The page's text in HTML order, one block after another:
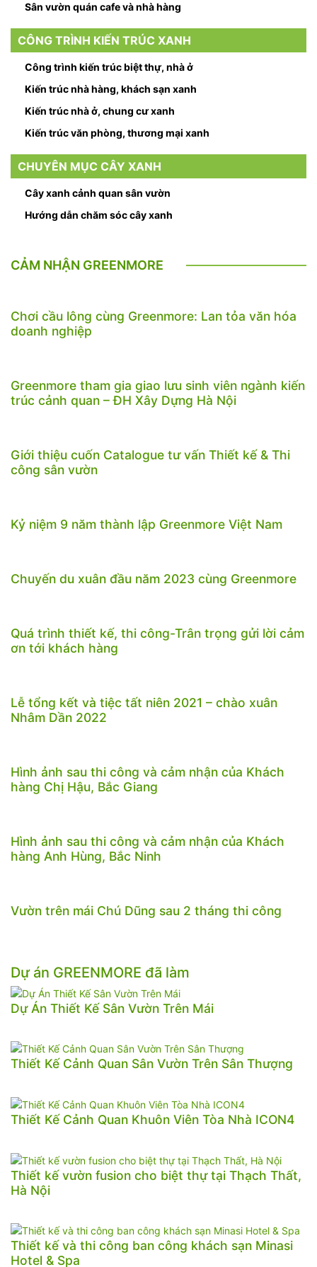
Sân vườn quán cafe và nhà hàng
CÔNG TRÌNH KIẾN TRÚC XANH
Công trình kiến trúc biệt thự, nhà ở
Kiến trúc nhà hàng, khách sạn xanh
Kiến trúc nhà ở, chung cư xanh
Kiến trúc văn phòng, thương mại xanh
CHUYÊN MỤC CÂY XANH
Cây xanh cảnh quan sân vườn
Hướng dẫn chăm sóc cây xanh
CẢM NHẬN GREENMORE
Chơi cầu lông cùng Greenmore: Lan tỏa văn hóa
doanh nghiệp
Greenmore tham gia giao lưu sinh viên ngành kiến
trúc cảnh quan – ĐH Xây Dựng Hà Nội
Giới thiệu cuốn Catalogue tư vấn Thiết kế & Thi
công sân vườn
Kỷ niệm 9 năm thành lập Greenmore Việt Nam
Chuyến du xuân đầu năm 2023 cùng Greenmore
Quá trình thiết kế, thi công-Trân trọng gửi lời cảm
ơn tới khách hàng
Lễ tổng kết và tiệc tất niên 2021 – chào xuân
Nhâm Dần 2022
Hình ảnh sau thi công và cảm nhận của Khách
hàng Chị Hậu, Bắc Giang
Hình ảnh sau thi công và cảm nhận của Khách
hàng Anh Hùng, Bắc Ninh
Vườn trên mái Chú Dũng sau 2 tháng thi công
Dự án GREENMORE đã làm
Dự Án Thiết Kế Sân Vườn Trên Mái
Thiết Kế Cảnh Quan Sân Vườn Trên Sân Thượng
Thiết Kế Cảnh Quan Khuôn Viên Tòa Nhà ICON4
Thiết kế vườn fusion cho biệt thự tại Thạch Thất,
Hà Nội
Thiết kế và thi công ban công khách sạn Minasi
Hotel & Spa